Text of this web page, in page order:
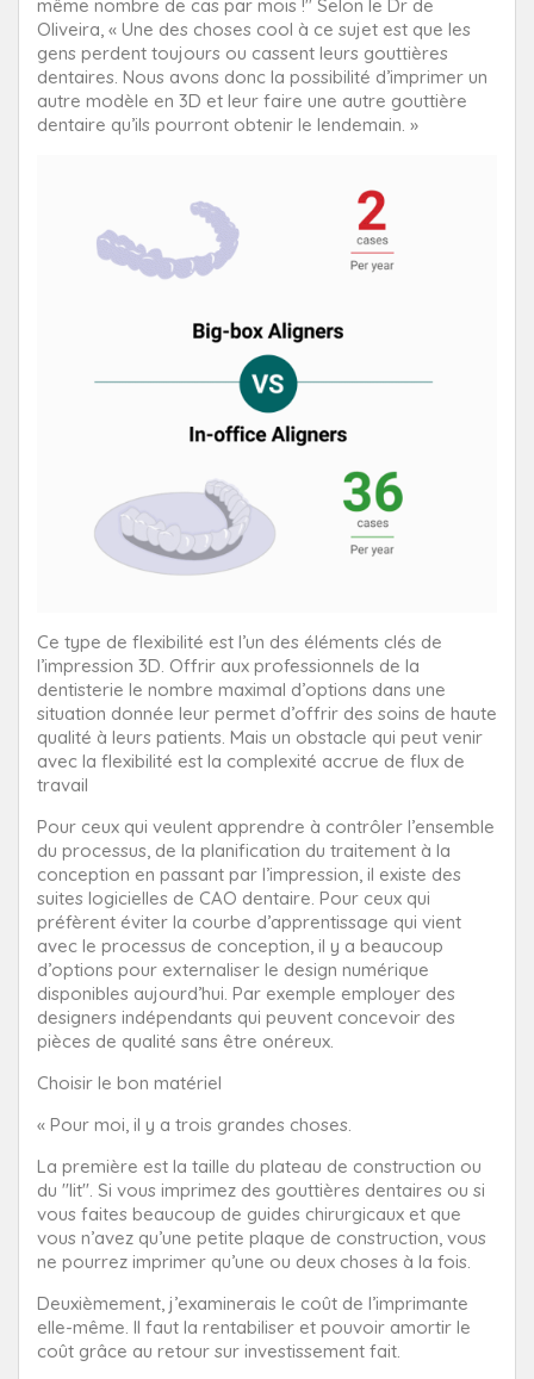
même nombre de cas par mois !" Selon le Dr de
Oliveira, « Une des choses cool à ce sujet est que les
gens perdent toujours ou cassent leurs gouttières
dentaires. Nous avons donc la possibilité d’imprimer un
autre modèle en 3D et leur faire une autre gouttière
dentaire qu’ils pourront obtenir le lendemain. »
Ce type de flexibilité est l’un des éléments clés de
l’impression 3D. Offrir aux professionnels de la
dentisterie le nombre maximal d’options dans une
situation donnée leur permet d’offrir des soins de haute
qualité à leurs patients. Mais un obstacle qui peut venir
avec la flexibilité est la complexité accrue de flux de
travail
Pour ceux qui veulent apprendre à contrôler l’ensemble
du processus, de la planification du traitement à la
conception en passant par l’impression, il existe des
suites logicielles de CAO dentaire. Pour ceux qui
préfèrent éviter la courbe d’apprentissage qui vient
avec le processus de conception, il y a beaucoup
d’options pour externaliser le design numérique
disponibles aujourd’hui. Par exemple employer des
designers indépendants qui peuvent concevoir des
pièces de qualité sans être onéreux.
Choisir le bon matériel
« Pour moi, il y a trois grandes choses.
La première est la taille du plateau de construction ou
du "lit". Si vous imprimez des gouttières dentaires ou si
vous faites beaucoup de guides chirurgicaux et que
vous n’avez qu’une petite plaque de construction, vous
ne pourrez imprimer qu’une ou deux choses à la fois.
Deuxièmement, j’examinerais le coût de l’imprimante
elle-même. Il faut la rentabiliser et pouvoir amortir le
coût grâce au retour sur investissement fait.